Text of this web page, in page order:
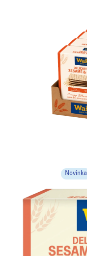
Novinka